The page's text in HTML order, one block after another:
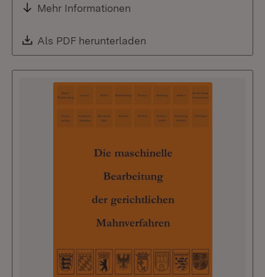
Mehr Informationen
Download:
Als PDF herunterladen